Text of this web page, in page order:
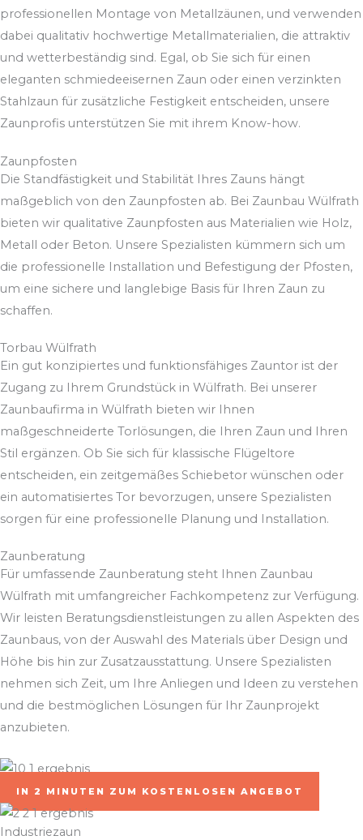
professionellen Montage von Metallzäunen, und verwenden
dabei qualitativ hochwertige Metallmaterialien, die attraktiv
und wetterbeständig sind. Egal, ob Sie sich für einen
eleganten schmiedeeisernen Zaun oder einen verzinkten
Stahlzaun für zusätzliche Festigkeit entscheiden, unsere
Zaunprofis unterstützen Sie mit ihrem Know-how.
Zaunpfosten
Die Standfästigkeit und Stabilität Ihres Zauns hängt
maßgeblich von den Zaunpfosten ab. Bei Zaunbau Wülfrath
bieten wir qualitative Zaunpfosten aus Materialien wie Holz,
Metall oder Beton. Unsere Spezialisten kümmern sich um
die professionelle Installation und Befestigung der Pfosten,
um eine sichere und langlebige Basis für Ihren Zaun zu
schaffen.
Torbau Wülfrath
Ein gut konzipiertes und funktionsfähiges Zauntor ist der
Zugang zu Ihrem Grundstück in Wülfrath. Bei unserer
Zaunbaufirma in Wülfrath bieten wir Ihnen
maßgeschneiderte Torlösungen, die Ihren Zaun und Ihren
Stil ergänzen. Ob Sie sich für klassische Flügeltore
entscheiden, ein zeitgemäßes Schiebetor wünschen oder
ein automatisiertes Tor bevorzugen, unsere Spezialisten
sorgen für eine professionelle Planung und Installation.
Zaunberatung
Für umfassende Zaunberatung steht Ihnen Zaunbau
Wülfrath mit umfangreicher Fachkompetenz zur Verfügung.
Wir leisten Beratungsdienstleistungen zu allen Aspekten des
Zaunbaus, von der Auswahl des Materials über Design und
Höhe bis hin zur Zusatzausstattung. Unsere Spezialisten
nehmen sich Zeit, um Ihre Anliegen und Ideen zu verstehen
und die bestmöglichen Lösungen für Ihr Zaunprojekt
anzubieten.
IN 2 MINUTEN ZUM KOSTENLOSEN ANGEBOT
Industriezaun